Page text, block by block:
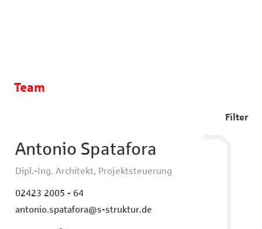
Team
Filter
Antonio Spatafora
Dipl.-Ing. Architekt, Projektsteuerung
02423 2005 - 64
antonio.spatafora@s-struktur.de